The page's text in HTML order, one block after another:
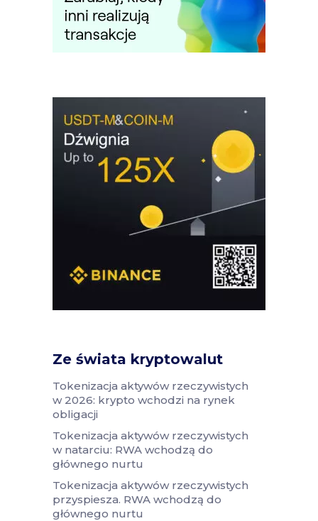
Ze świata kryptowalut
Tokenizacja aktywów rzeczywistych
w 2026: krypto wchodzi na rynek
obligacji
Tokenizacja aktywów rzeczywistych
w natarciu: RWA wchodzą do
głównego nurtu
Tokenizacja aktywów rzeczywistych
przyspiesza. RWA wchodzą do
głównego nurtu